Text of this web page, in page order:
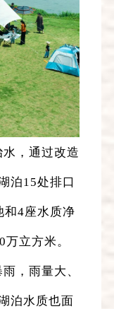
，通过改造
泊15处排口
和4座水质净
立方米。
，雨量大、
泊水质也面